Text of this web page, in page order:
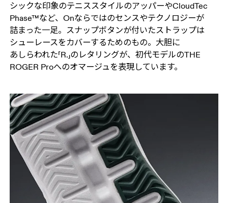
シックな​印象の​テニススタイルの​アッパーや​CloudTec
Phase™など、​Onならではの​センスや​テクノロジーが​
詰まった​一足。​スナップボタンが​付いた​ストラップは​
シューレースを​カバーする​ための​もの。​大胆に​
あしらわれた​「R.」の​レタリングが、​初代モデルの​THE
ROGER Proへの​オマージュを​表現しています。